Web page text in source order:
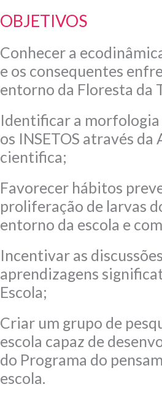
OBJETIVOS
Conhecer a
e os consequentes
entorno da Floresta da
Identificar a
os INSETOS através
cientifica;
Favorecer hábitos
proliferação de larvas
entorno da escola e
Incentivar as
aprendizagens
Escola;
Criar um grupo de
escola capaz de
do Programa do
escola.